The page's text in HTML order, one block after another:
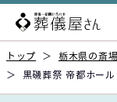
トップ ＞ 栃木県の斎
＞
黒磯葬祭 帝都ホール